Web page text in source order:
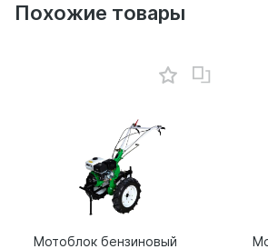
Похожие товары
Мотоблок бензиновый